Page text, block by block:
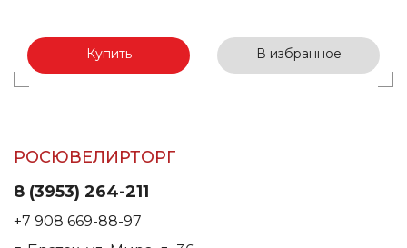
Купить В избранное
РОСЮВЕЛИРТОРГ
8 (3953) 264-211
+7 908 669-88-97